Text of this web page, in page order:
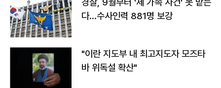
경찰, 9월부터 '제 가족 사건' 못 맡는
다…수사인력 881명 보강
"이란 지도부 내 최고지도자 모즈타
바 위독설 확산"